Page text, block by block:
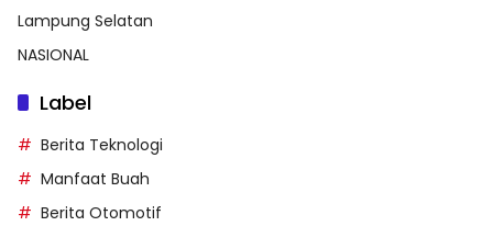
Lampung Selatan
NASIONAL
Label
Berita Teknologi
Manfaat Buah
Berita Otomotif